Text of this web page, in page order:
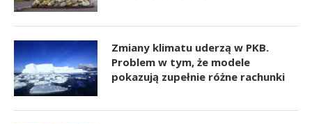
Zmiany klimatu uderzą w PKB.
Problem w tym, że modele
pokazują zupełnie różne rachunki